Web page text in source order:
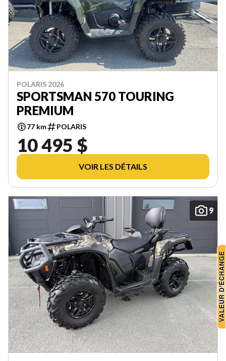
POLARIS 2026
SPORTSMAN 570 TOURING
PREMIUM
77 km POLARIS
10 495 $
VOIR LES DÉTAILS
9